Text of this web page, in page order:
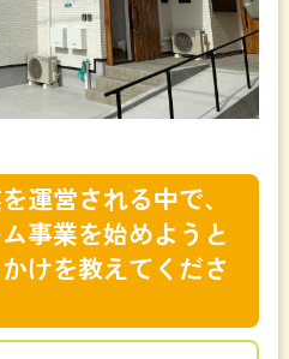
運営される中で、
事業を始めようと
けを教えてくださ